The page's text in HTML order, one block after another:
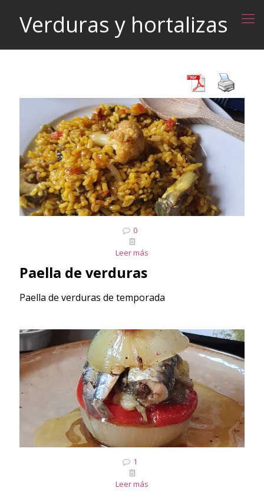
Verduras y hortalizas
0
Leer más
Paella de verduras
Paella de verduras de temporada
1
Leer más